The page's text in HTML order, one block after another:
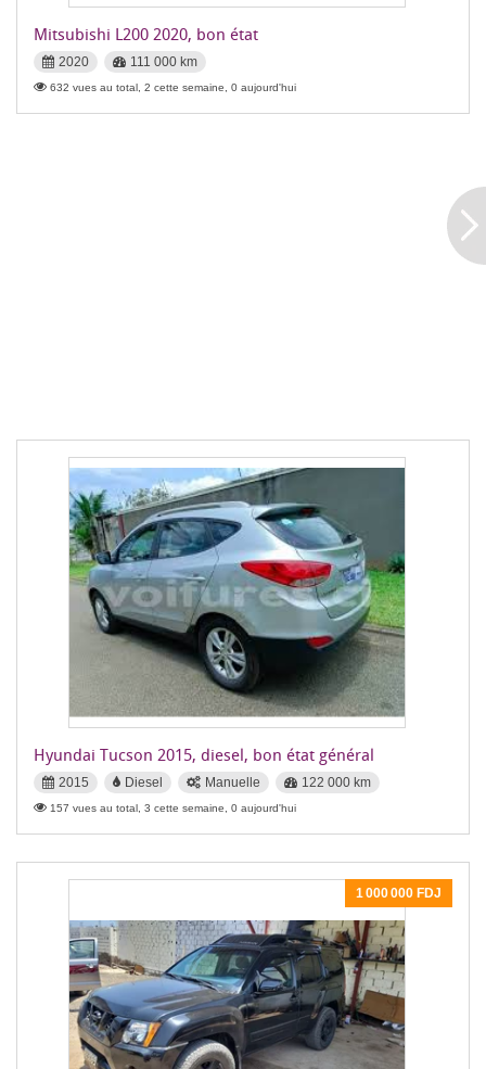
Mitsubishi L200 2020, bon état
2020 111 000 km
632 vues au total, 2 cette semaine, 0 aujourd'hui
Hyundai Tucson 2015, diesel, bon état général
2015 Diesel Manuelle 122 000 km
157 vues au total, 3 cette semaine, 0 aujourd'hui
1 000 000 FDJ